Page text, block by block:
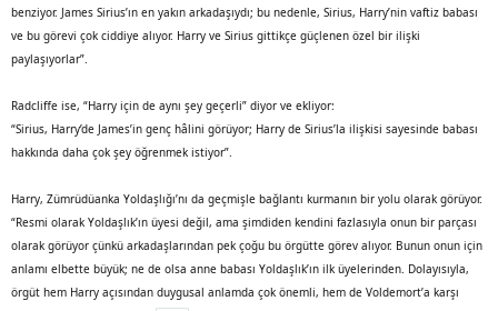
benziyor. James Sirius’ın en yakın arkadaşıydı; bu nedenle, Sirius, Harry’nin vaftiz babası
ve bu görevi çok ciddiye alıyor. Harry ve Sirius gittikçe güçlenen özel bir ilişki
paylaşıyorlar”.
Radcliffe ise, “Harry için de aynı şey geçerli” diyor ve ekliyor:
“Sirius, Harry’de James’in genç hâlini görüyor; Harry de Sirius’la ilişkisi sayesinde babası
hakkında daha çok şey öğrenmek istiyor”.
Harry, Zümrüdüanka Yoldaşlığı’nı da geçmişle bağlantı kurmanın bir yolu olarak görüyor.
“Resmi olarak Yoldaşlık’ın üyesi değil, ama şimdiden kendini fazlasıyla onun bir parçası
olarak görüyor çünkü arkadaşlarından pek çoğu bu örgütte görev alıyor. Bunun onun için
anlamı elbette büyük; ne de olsa anne babası Yoldaşlık’ın ilk üyelerinden. Dolayısıyla,
örgüt hem Harry açısından duygusal anlamda çok önemli, hem de Voldemort’a karşı